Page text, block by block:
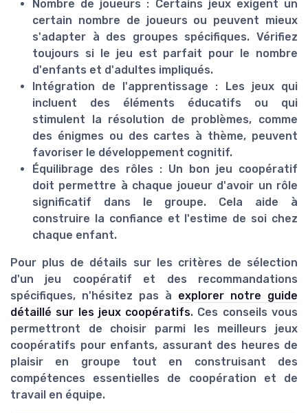
Nombre de joueurs : Certains jeux exigent un
certain nombre de joueurs ou peuvent mieux
s'adapter à des groupes spécifiques. Vérifiez
toujours si le jeu est parfait pour le nombre
d'enfants et d'adultes impliqués.
Intégration de l'apprentissage : Les jeux qui
incluent des éléments éducatifs ou qui
stimulent la résolution de problèmes, comme
des énigmes ou des cartes à thème, peuvent
favoriser le développement cognitif.
Équilibrage des rôles : Un bon jeu coopératif
doit permettre à chaque joueur d'avoir un rôle
significatif dans le groupe. Cela aide à
construire la confiance et l'estime de soi chez
chaque enfant.
Pour plus de détails sur les critères de sélection
d'un jeu coopératif et des recommandations
spécifiques, n'hésitez pas à explorer notre guide
détaillé sur les jeux coopératifs. Ces conseils vous
permettront de choisir parmi les meilleurs jeux
coopératifs pour enfants, assurant des heures de
plaisir en groupe tout en construisant des
compétences essentielles de coopération et de
travail en équipe.